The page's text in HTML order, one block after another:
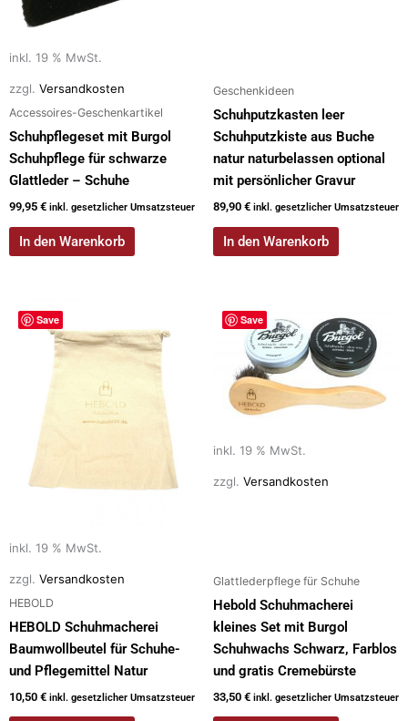
inkl. 19 % MwSt.
zzgl. Versandkosten
Accessoires-Geschenkartikel
Schuhpflegeset mit Burgol
Schuhpflege für schwarze
Glattleder – Schuhe
99,95 € inkl. gesetzlicher Umsatzsteuer
In den Warenkorb
Geschenkideen
Schuhputzkasten leer
Schuhputzkiste aus Buche
natur naturbelassen optional
mit persönlicher Gravur
89,90 € inkl. gesetzlicher Umsatzsteuer
In den Warenkorb
Save
inkl. 19 % MwSt.
zzgl. Versandkosten
HEBOLD
HEBOLD Schuhmacherei
Baumwollbeutel für Schuhe-
und Pflegemittel Natur
10,50 € inkl. gesetzlicher Umsatzsteuer
Save
inkl. 19 % MwSt.
zzgl. Versandkosten
Glattlederpflege für Schuhe
Hebold Schuhmacherei
kleines Set mit Burgol
Schuhwachs Schwarz, Farblos
und gratis Cremebürste
33,50 € inkl. gesetzlicher Umsatzsteuer